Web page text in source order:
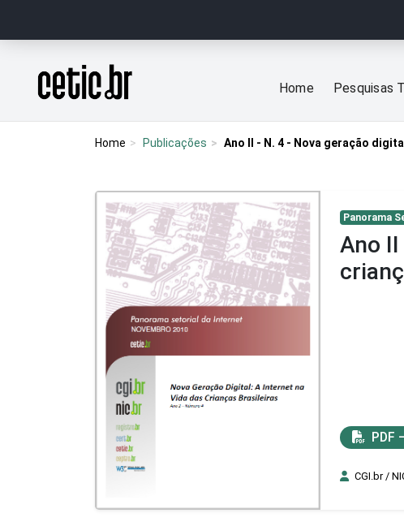
Página inicial
Home Pesquisas
Home Publicações Ano II - N. 4 - Nova geração
Panorama
Ano
PDF
CGI.br /